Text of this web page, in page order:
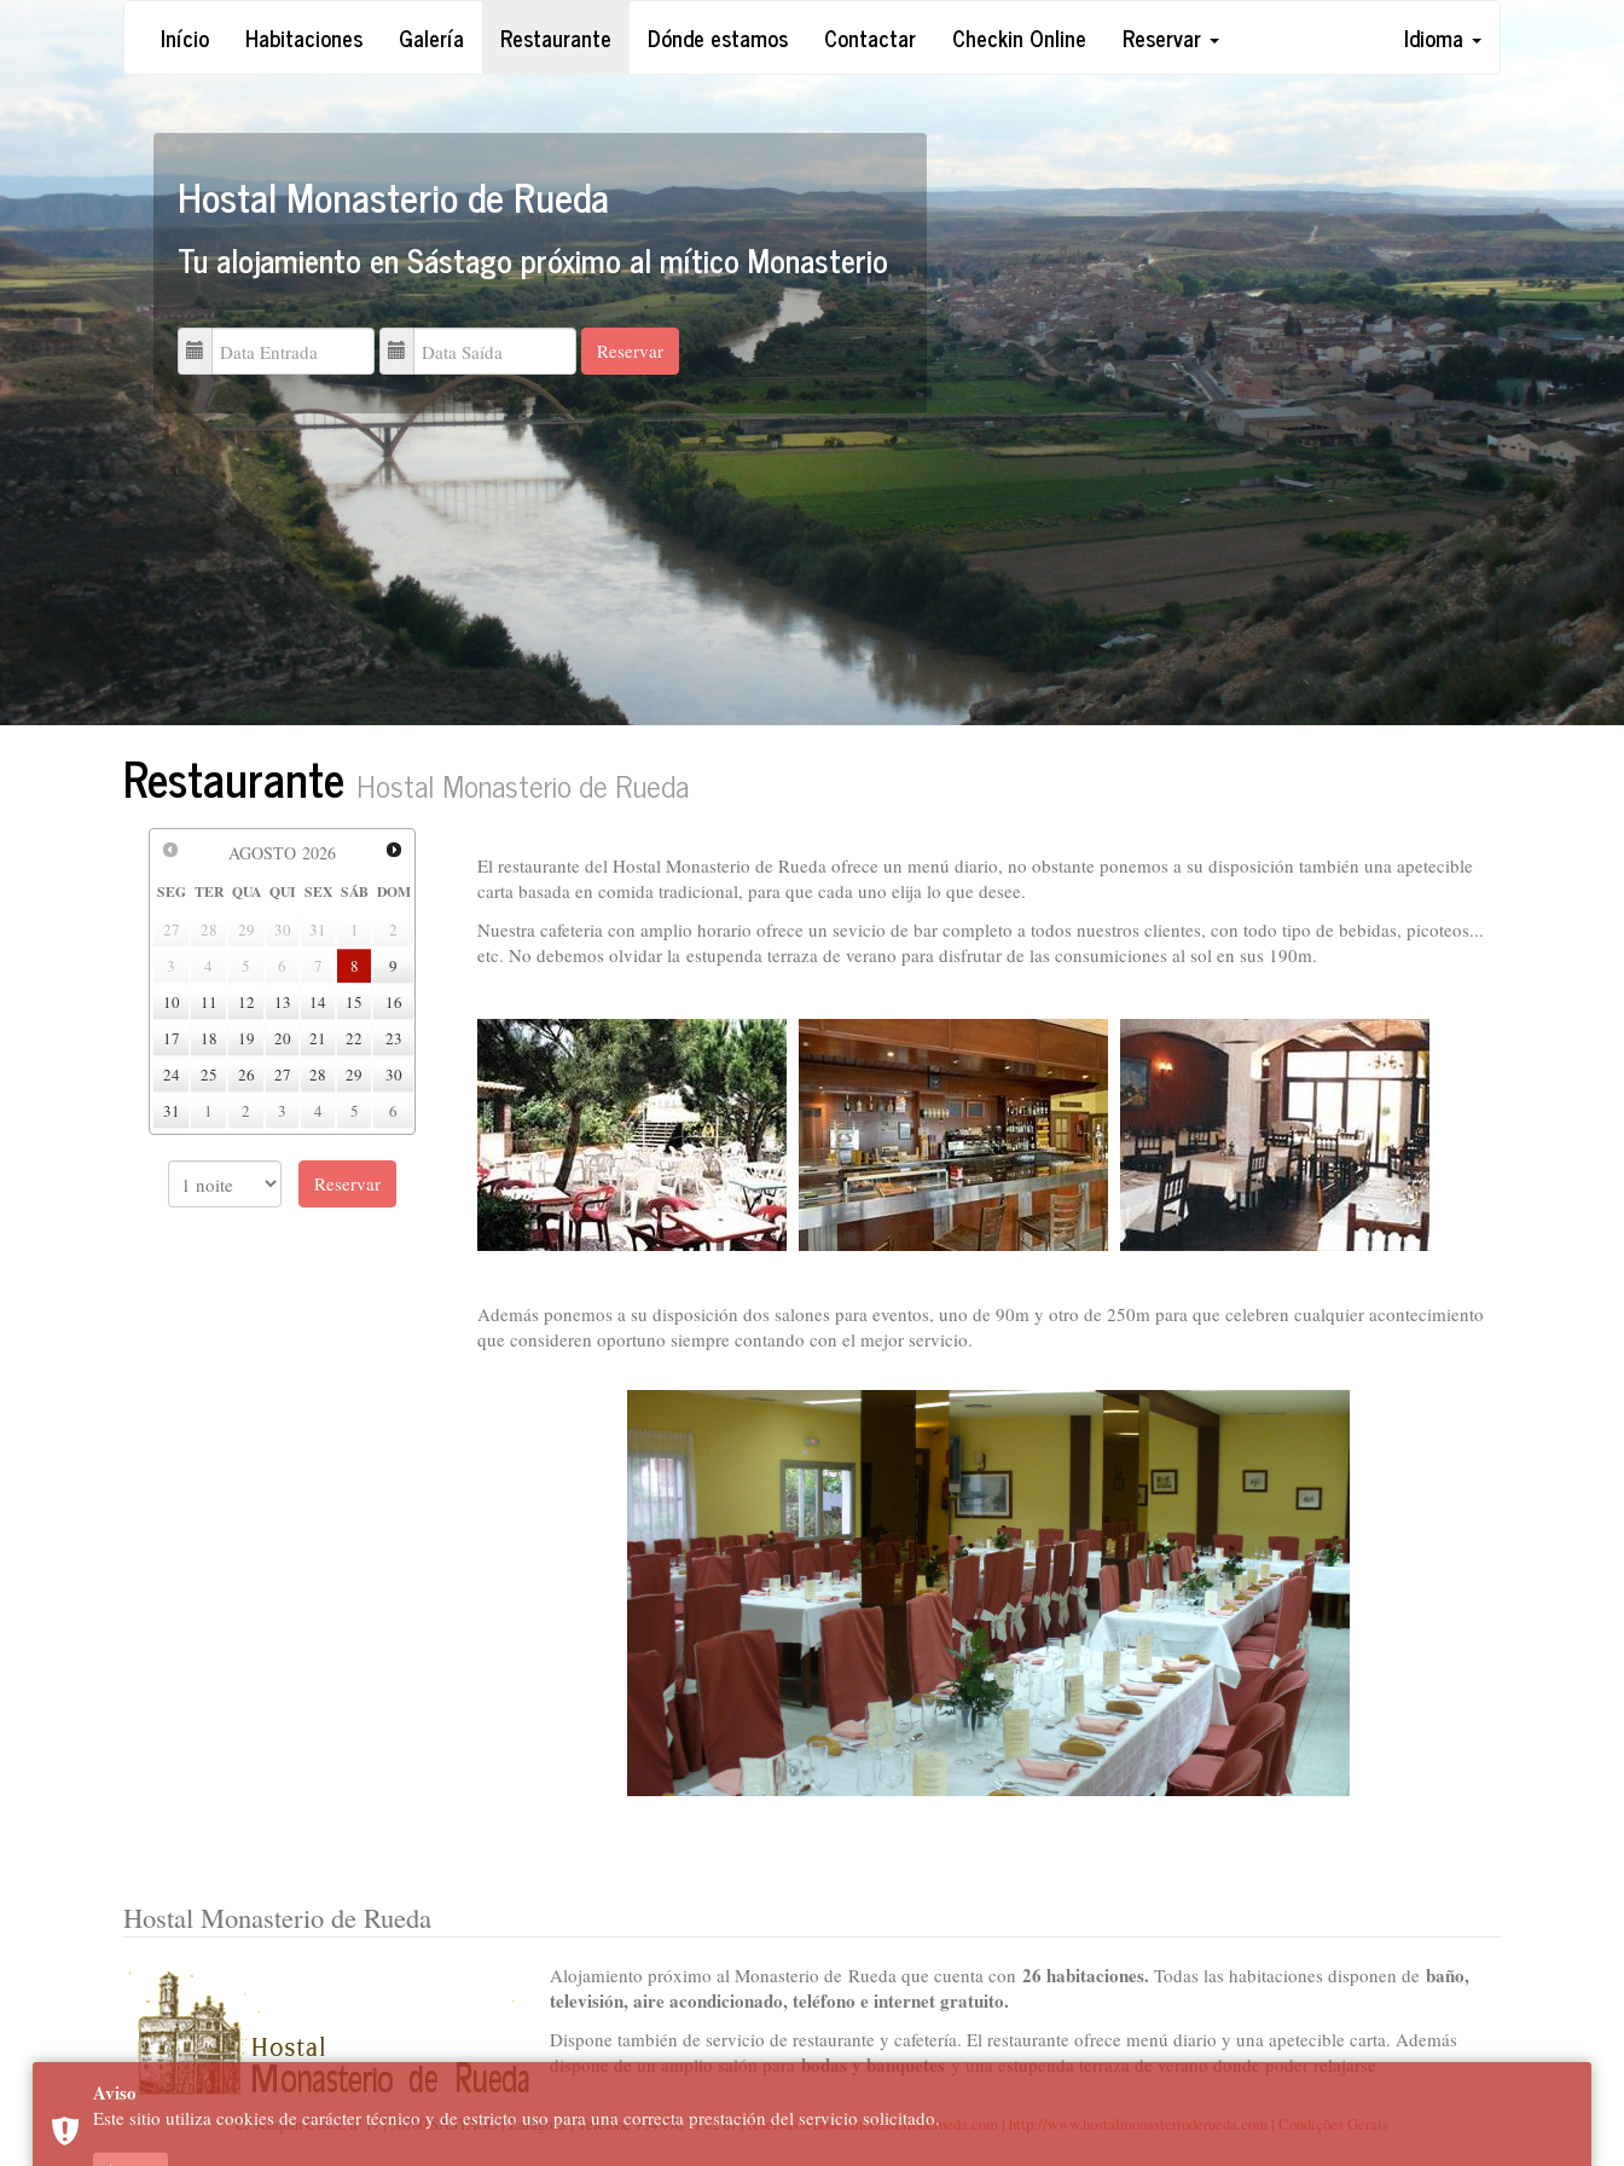
Início Habitaciones Galería Restaurante Dónde estamos Contactar Checkin Online Reservar Idioma
Hostal Monasterio de Rueda
Tu alojamiento en Sástago próximo al mítico Monasterio
Restaurante Hostal Monasterio de Rueda
AGOSTO 2026
SEG TER QUA QUI SEX SÁB DOM
27 28 29 30 31 1
2
3
4 5 6 7 8
9
10
11 12 13 14 15
16
17
18 19 20 21 22
23
24
25 26 27 28 29
30
31
1 2 3 4 5 6
El restaurante del Hostal Monasterio de Rueda ofrece un menú diario, no obstante ponemos a su disposición también una apetecible
carta basada en comida tradicional, para que cada uno elija lo que desee.
Nuestra cafeteria con amplio horario ofrece un sevicio de bar completo a todos nuestros clientes, con todo tipo de bebidas, picoteos...
etc. No debemos olvidar la estupenda terraza de verano para disfrutar de las consumiciones al sol en sus 190m.
Además ponemos a su disposición dos salones para eventos, uno de 90m y otro de 250m para que celebren cualquier acontecimiento
que consideren oportuno siempre contando con el mejor servicio.
Hostal Monasterio de Rueda
Alojamiento próximo al Monasterio de Rueda que cuenta con 26 habitaciones. Todas las habitaciones disponen de baño,
televisión, aire acondicionado, teléfono e internet gratuito.
Dispone también de servicio de restaurante y cafetería. El restaurante ofrece menú diario y una apetecible carta. Además
dispone de un amplio salón parabodas y banquetesy una estupenda terraza de verano donde poder relajarse
C/ Joaquín Costa, nº 17 | 50780 SASTAGO | Zaragoza | Telefone +34 976 17 82 87 |reservas@hostalmonasterioderueda.com http://www.hostalmonasterioderueda.com Condições Gerais
Aviso
Este sitio utiliza cookies de carácter técnico y de estricto uso para una correcta prestación del servicio solicitado.